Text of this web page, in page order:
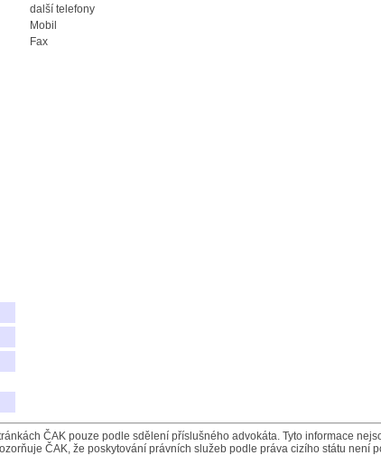
další telefony
Mobil
Fax
ČAK pouze podle sdělení příslušného advokáta. Tyto informace
ČAK, že poskytování právních služeb podle práva cizího státu není